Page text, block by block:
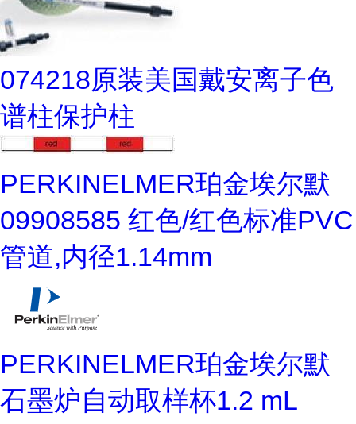
074218原装美国戴安离子色
谱柱保护柱
PERKINELMER珀金埃尔默
09908585 红色/红色标准PVC
管道,内径1.14mm
PERKINELMER珀金埃尔默
石墨炉自动取样杯1.2 mL